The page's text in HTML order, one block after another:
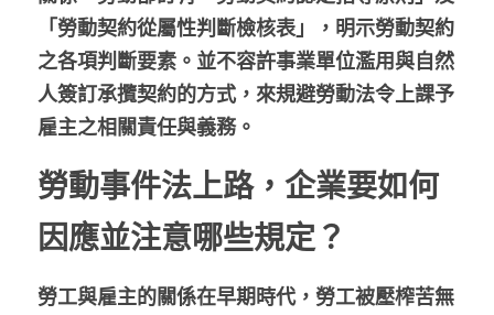
「勞動契約從屬性判斷檢核表」，明示勞動契約
之各項判斷要素。並不容許事業單位濫用與自然
人簽訂承攬契約的方式，來規避勞動法令上課予
雇主之相關責任與義務。
勞動事件法上路，企業要如何
因應並注意哪些規定？
勞工與雇主的關係在早期時代，勞工被壓榨苦無